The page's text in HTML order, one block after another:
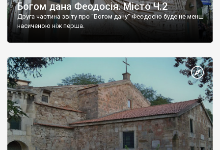
Богом дана Феодосія. Місто Ч.2
Друга частина звіту про "Богом дану" Феодосію буде не менш
насиченою ніж перша.